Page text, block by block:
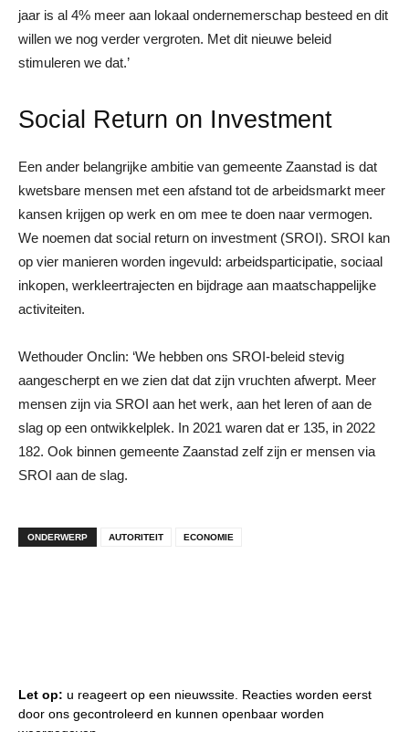
jaar is al 4% meer aan lokaal ondernemerschap besteed en dit
willen we nog verder vergroten. Met dit nieuwe beleid
stimuleren we dat.’
Social Return on Investment
Een ander belangrijke ambitie van gemeente Zaanstad is dat
kwetsbare mensen met een afstand tot de arbeidsmarkt meer
kansen krijgen op werk en om mee te doen naar vermogen.
We noemen dat social return on investment (SROI). SROI kan
op vier manieren worden ingevuld: arbeidsparticipatie, sociaal
inkopen, werkleertrajecten en bijdrage aan maatschappelijke
activiteiten.
Wethouder Onclin: ‘We hebben ons SROI-beleid stevig
aangescherpt en we zien dat dat zijn vruchten afwerpt. Meer
mensen zijn via SROI aan het werk, aan het leren of aan de
slag op een ontwikkelplek. In 2021 waren dat er 135, in 2022
182. Ook binnen gemeente Zaanstad zelf zijn er mensen via
SROI aan de slag.
ONDERWERP AUTORITEIT ECONOMIE
Let op: u reageert op een nieuwssite. Reacties worden eerst
door ons gecontroleerd en kunnen openbaar worden